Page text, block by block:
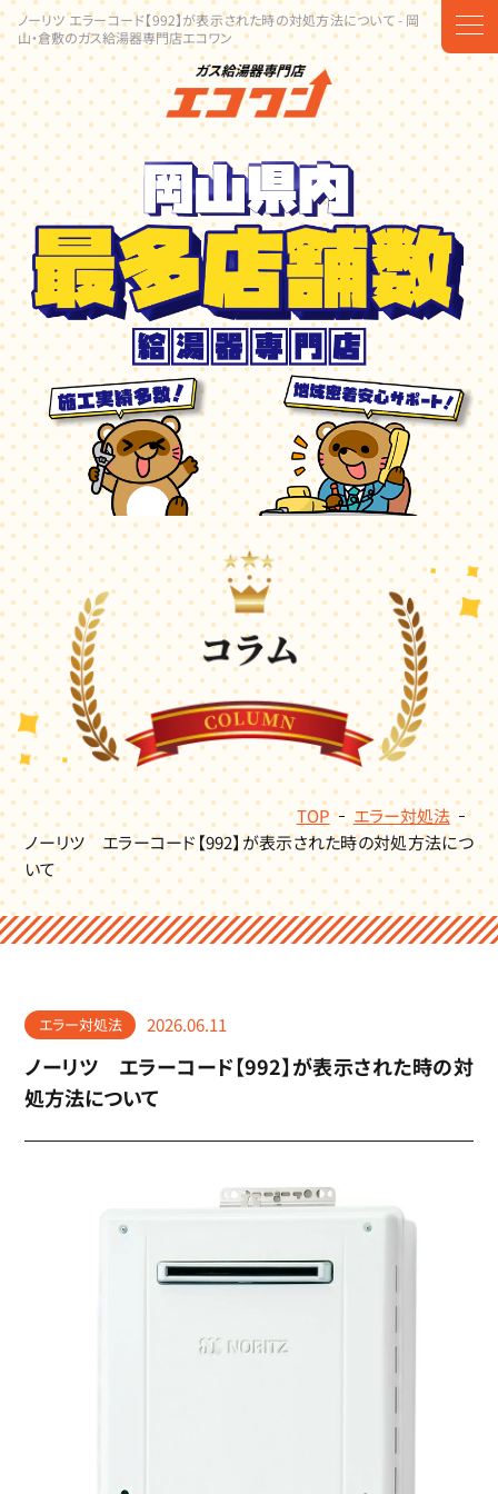
ノーリツ エラーコード【992】が表示された時の対処方法について - 岡
山・倉敷のガス給湯器専門店エコワン
t
o
l
e
n
a
g
a
t
i
o
TOP
エラー対処法
ノーリツ エラーコード【992】が表示された時の対処方法につ
いて
エラー対処法 2026.06.11
ノーリツ エラーコード【992】が表示された時の対
処方法について